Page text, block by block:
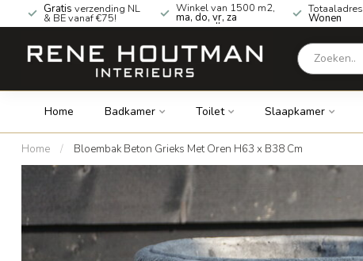
Gratis verzending NL
& BE vanaf €75!
Winkel van 1500 m2,
ma, do, vr, za
geopend!
Totaaladres
Wonen
Home Badkamer Toilet Slaapkamer
Home / Bloembak Beton Grieks Met Oren H63 x B38 Cm